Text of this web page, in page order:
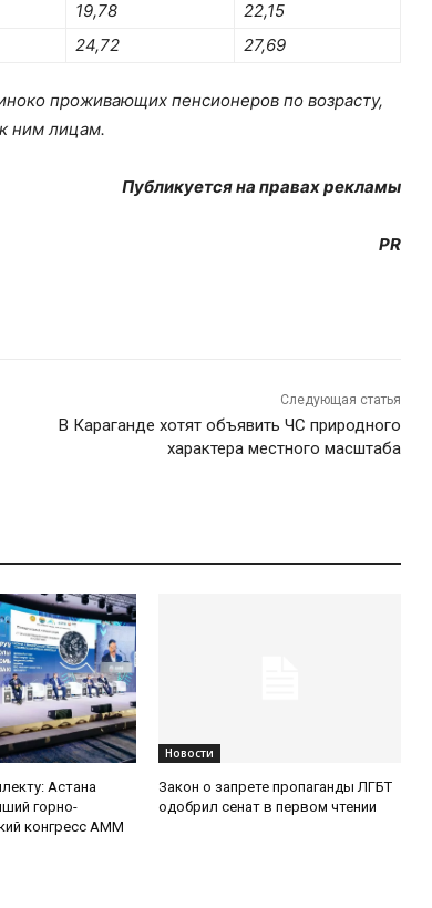
19,78
22,15
24,72 27,69
проживающих пенсионеров по возрасту,
ним лицам.
Публикуется на правах рекламы
PR
Следующая статья
В Караганде хотят объявить ЧС природного
характера местного масштаба
Астана
горно-
конгресс AMM
Новости
Закон о запрете пропаганды ЛГБТ
одобрил сенат в первом чтении